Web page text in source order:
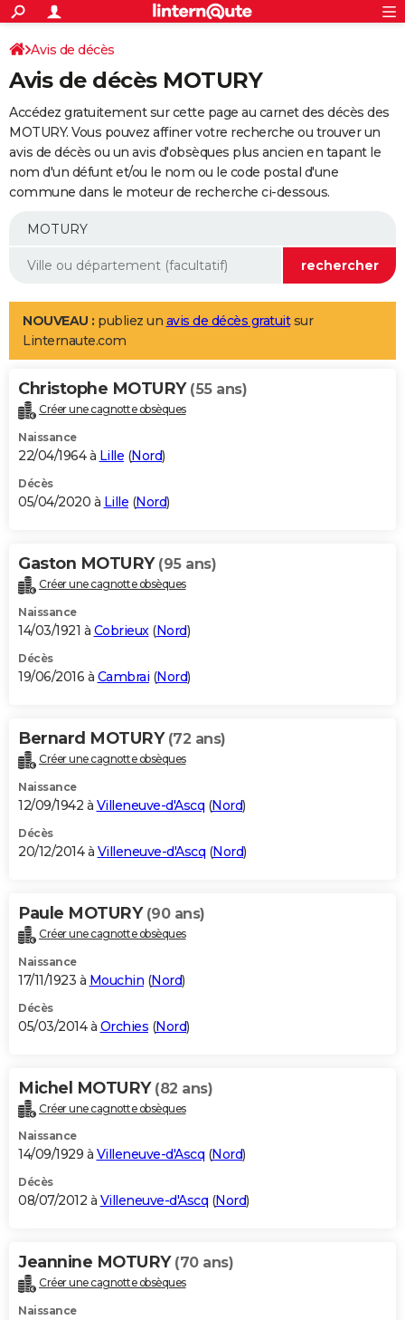
ACTUALITÉS
Politique
Société
Faits Divers
Education
Monde
Villes
+
SPORT
Coupe du monde 2026
Football
Tennis
Cyclisme
Rugby
Forum
Programme TV
TNT
Streaming
Cinéma
Sorties cinéma
Musique
+
FINANCE
Retraite
Epargne
Immobilier
Risques naturels par ville
Banque
Assurance
AUTO
Essais
Réserver un essai
Citadines
Berlines
SUV
Forum auto
+
Mobiles
Meilleur smartphone
Internet
Ordinateurs
Jeux vidéo
Guide high-tech
Aménagement intérieur
LIFESTYLE
Art de vivre
Bien-être
Loisirs
Mode
Modes de vie
Alimentation
Guide de la santé
Maladies
Médicaments
Sommeil
VOYAGE
Destinations
City break
Voyage nature
Voyage de noces
Forum
Climat
+PHOTO
GUIDES D'ACHAT
BONS PLANS
Carte de Noël
Carte Bonne année
Carte Saint-Valentin
Carte Pâques
Carte d'anniversaire
DICTIONNAIRE
Dictionnaire
Biographies
Citations
Expressions
Proverbes
PROGRAMME TV
S'inscrire
Se connecter
Lycées
Collèges
Primaires
Universités
Entreprises
Service militaire
Avis de recherche
AVIS DE DÉCÈS
Bricolage
Lifestyle
Culture
Sport
Auto
Television
Voyage
Cinema
Avis de décès
Avis de décès MOTURY
Accédez gratuitement sur cette page au carnet des décès des
MOTURY. Vous pouvez affiner votre recherche ou trouver un
avis de décès ou un avis d'obsèques plus ancien en tapant le
nom d'un défunt et/ou le nom ou le code postal d'une
commune dans le moteur de recherche ci-dessous.
NOUVEAU : publiez un avis de décès gratuitsur
Linternaute.com
Christophe MOTURY (55 ans)
Créer une cagnotte obsèques
Naissance
22/04/1964 à Lille (Nord)
Décès
05/04/2020 à Lille (Nord)
Gaston MOTURY (95 ans)
Créer une cagnotte obsèques
Naissance
14/03/1921 à Cobrieux(Nord)
Décès
19/06/2016 à Cambrai (Nord)
Bernard MOTURY (72 ans)
Créer une cagnotte obsèques
Naissance
12/09/1942 à Villeneuve-d'Ascq (Nord)
Décès
20/12/2014 à Villeneuve-d'Ascq (Nord)
Paule MOTURY (90 ans)
Créer une cagnotte obsèques
Naissance
17/11/1923 à Mouchin (Nord)
Décès
05/03/2014 à Orchies (Nord)
Michel MOTURY (82 ans)
Créer une cagnotte obsèques
Naissance
14/09/1929 à Villeneuve-d'Ascq (Nord)
Décès
08/07/2012 à Villeneuve-d'Ascq (Nord)
Jeannine MOTURY (70 ans)
Créer une cagnotte obsèques
Naissance